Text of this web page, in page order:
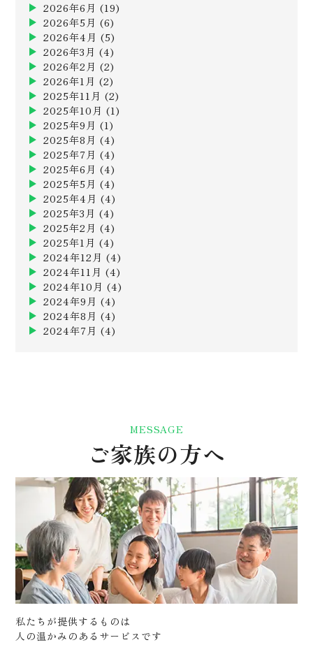
2026年6月 (19)
2026年5月 (6)
2026年4月 (5)
2026年3月 (4)
2026年2月 (2)
2026年1月 (2)
2025年11月 (2)
2025年10月 (1)
2025年9月 (1)
2025年8月 (4)
2025年7月 (4)
2025年6月 (4)
2025年5月 (4)
2025年4月 (4)
2025年3月 (4)
2025年2月 (4)
2025年1月 (4)
2024年12月 (4)
2024年11月 (4)
2024年10月 (4)
2024年9月 (4)
2024年8月 (4)
2024年7月 (4)
MESSAGE
ご家族の方へ
私たちが提供するものは
人の温かみのあるサービスです